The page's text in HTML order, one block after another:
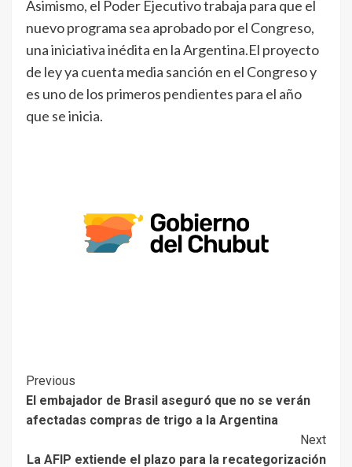
Asimismo, el Poder Ejecutivo trabaja para que el
nuevo programa sea aprobado por el Congreso,
una iniciativa inédita en la Argentina.El proyecto
de ley ya cuenta media sanción en el Congreso y
es uno de los primeros pendientes para el año
que se inicia.
Previous
El embajador de Brasil aseguró que no se verán
afectadas compras de trigo a la Argentina
Next
La AFIP extiende el plazo para la recategorización